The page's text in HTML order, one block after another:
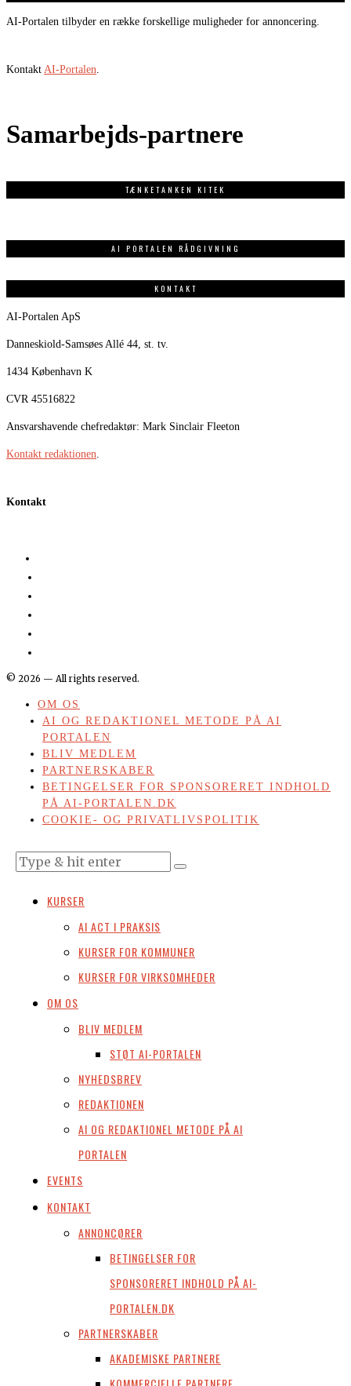
AI-Portalen tilbyder en række forskellige muligheder for annoncering.
Kontakt AI-Portalen
Samarbejds-partnere
TÆNKETANKEN KITEK
AI PORTALEN RÅDGIVNING
KONTAKT
AI-Portalen ApS
Danneskiold-Samsøes Allé 44, st. tv.
1434 København K
CVR 45516822
Ansvarshavende chefredaktør: Mark Sinclair Fleeton
Kontakt redaktionen
Kontakt
© 2026 — All rights reserved.
OM OS
AI OG REDAKTIONEL METODE PÅ AI
PORTALEN
BLIV MEDLEM
PARTNERSKABER
BETINGELSER FOR SPONSORERET INDHOLD
PÅ AI-PORTALEN.DK
COOKIE- OG PRIVATLIVSPOLITIK
KURSER
AI ACT I PRAKSIS
KURSER FOR KOMMUNER
KURSER FOR VIRKSOMHEDER
OM OS
BLIV MEDLEM
STØT AI-PORTALEN
NYHEDSBREV
REDAKTIONEN
AI OG REDAKTIONEL METODE PÅ AI
PORTALEN
EVENTS
KONTAKT
ANNONCØRER
BETINGELSER FOR
SPONSORERET INDHOLD PÅ AI-
PORTALEN.DK
PARTNERSKABER
AKADEMISKE PARTNERE